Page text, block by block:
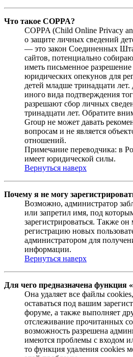
Что такое COPPA?
COPPA (Child Online Privacy
о защите личных сведений
— это закон Соединенных
сайтов, потенциально
иметь письменное
юридических опекунов для
детей младше тринадцати
иного вида подтверждения
разрешают сбор личных
тринадцати лет. Обратите
Group не может давать
вопросам и не является
отношений.
Примечание переводчика: в
имеет юридической силы.
Вернуться наверх
Почему я не могу
Возможно, администратор
или запретил имя, под
зарегистрироваться. Также
регистрацию новых
администратором для
информации.
Вернуться наверх
Для чего предназначена функция
Она удаляет все файлы
оставаться под вашим
форуме, а также выполняет
отслеживание прочитанных
возможность разрешена
имеются проблемы с входом
то функция удаления cookies